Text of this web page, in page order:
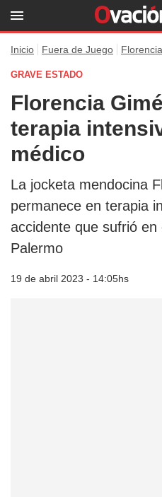
Inicio Fuera de Juego
GRAVE ESTADO
Florencia
terapia
médico
La jocketa mendocina
permanece en terapia
accidente que sufrió en
Palermo
19 de abril 2023 - 14:05hs